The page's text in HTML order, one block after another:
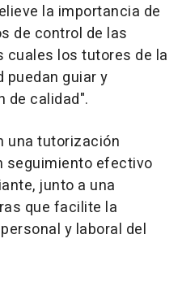
la importancia de
de control de las
cuales los tutores de la
puedan guiar y
de calidad".
una tutorización
seguimiento efectivo
junto a una
que facilite la
y laboral del